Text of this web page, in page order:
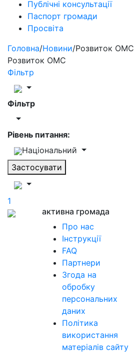
Публічні консультації
Паспорт громади
Просвіта
Головна/Новини/Розвиток ОМС
Розвиток ОМС
Фільтр
Фільтр
Рівень питання:
Національний
Застосувати
1
активна громада
Про нас
Інструкції
FAQ
Партнери
Згода на
обробку
персональних
даних
Політика
використання
матеріалів сайту